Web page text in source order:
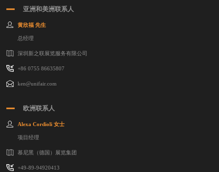
亚洲和美洲联系人
黄欣福 先生
总经理
深圳新之联展览服务有限公司
+86 0755 86635807
ken@unifair.com
欧洲联系人
Alexa Cordioli 女士
项目经理
慕尼黑（德国）展览集团
+49-89-94920413